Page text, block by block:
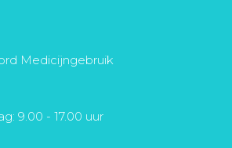
Medicijngebruik
9.00 - 17.00 uur